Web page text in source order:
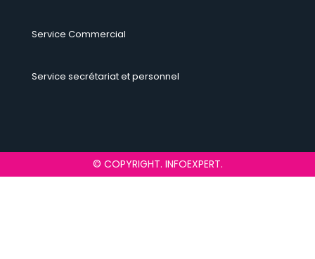
Service Commercial
Service secrétariat et personnel
© COPYRIGHT. INFOEXPERT.